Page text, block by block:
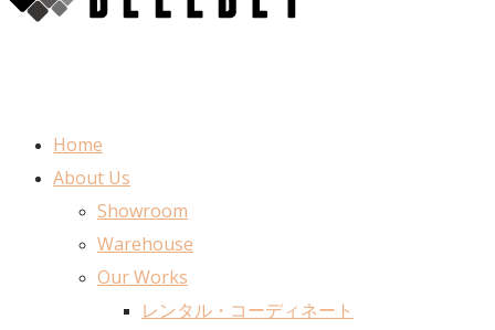
Home
About Us
Showroom
Warehouse
Our Works
レンタル・コーディネート